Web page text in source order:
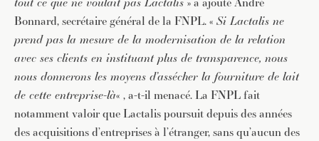
Bonnard, secrétaire général de la FNPL. « Si Lactalis ne
prend pas la mesure de la modernisation de la relation
avec ses clients en instituant plus de transparence, nous
nous donnerons les moyens d’assécher la fourniture de lait
de cette entreprise-là« , a-t-il menacé. La FNPL fait
notamment valoir que Lactalis poursuit depuis des années
des acquisitions d’entreprises à l’étranger, sans qu’aucun des